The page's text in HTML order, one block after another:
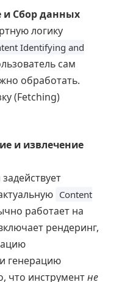
и Сбор данных
логику
Identifying and
сам
обработать.
(Fetching)
и извлечение
Content
работает на
рендеринг,
генерацию
что инструментне